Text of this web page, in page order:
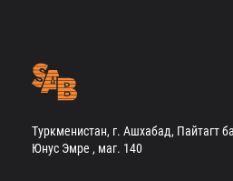
Туркменистан, г. Ашхабад, Пайтагт
Юнус Эмре , маг. 140